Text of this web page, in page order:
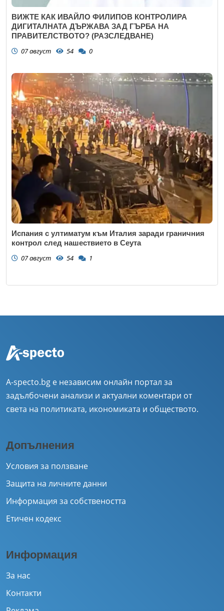
ВИЖТЕ КАК ИВАЙЛО ФИЛИПОВ КОНТРОЛИРА
ДИГИТАЛНАТА ДЪРЖАВА ЗАД ГЪРБА НА
ПРАВИТЕЛСТВОТО? (РАЗСЛЕДВАНЕ)
07 август 54 0
Испания с ултиматум към Италия заради граничния
контрол след нашествието в Сеута
07 август 54 1
A-specto.bg е независим онлайн портал за
задълбочени анализи и актуални коментари от
света на политиката, икономиката и обществото.
Допълнения
Условия за ползване
Защита на личните данни
Информация за собствеността
Етичен кодекс
Информация
За нас
Контакти